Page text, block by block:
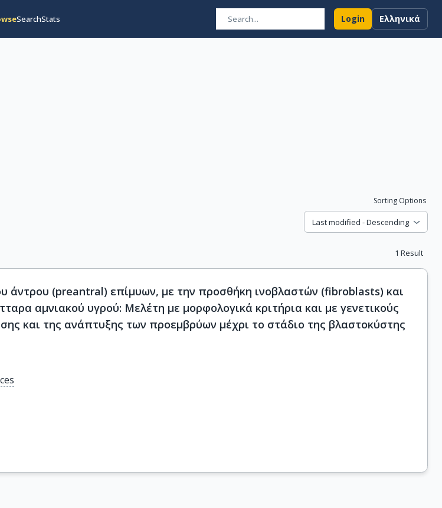
SearchStats Login Ελληνικά
Sorting Options
Last modified - Descending
1 Result
(preantral) επίμυων, με την προσθήκη ινοβλαστών (fibroblasts) και
αμνιακού υγρού: Μελέτη με μορφολογικά κριτήρια και με γενετικούς
και της ανάπτυξης των προεμβρύων μέχρι το στάδιο της βλαστοκύστης